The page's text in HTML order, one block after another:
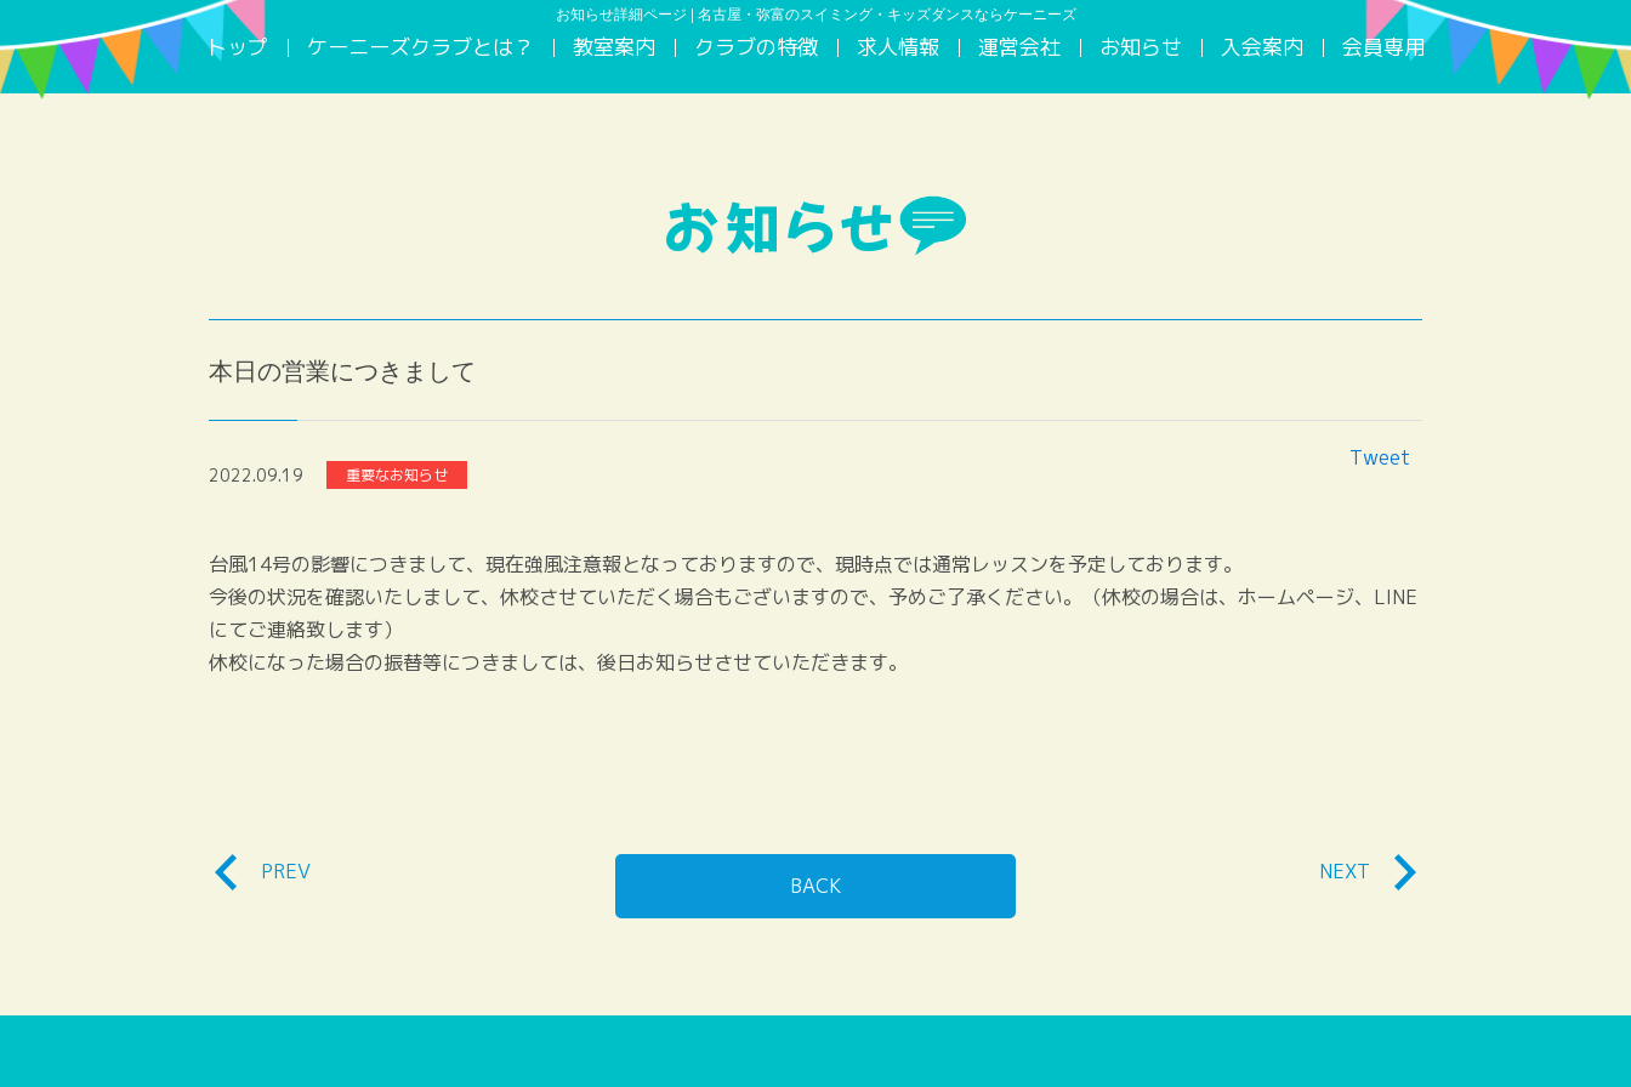
お知らせ詳細ページ | 名古屋・弥富のスイミング・キッズダンスならケーニーズ
トップ ケーニーズクラブとは？ 教室案内 クラブの特徴 求人情報 運営会社 お知らせ 入会案内 会員専用
お知らせ
本日の営業につきまして
2022.09.19 重要なお知らせ
Tweet
台風14号の影響につきまして、現在強風注意報となっておりますので、現時点では通常レッスンを予定しております。
今後の状況を確認いたしまして、休校させていただく場合もございますので、予めご了承ください。（休校の場合は、ホームページ、LINE
にてご連絡致します）
休校になった場合の振替等につきましては、後日お知らせさせていただきます。
PREV
BACK
NEXT